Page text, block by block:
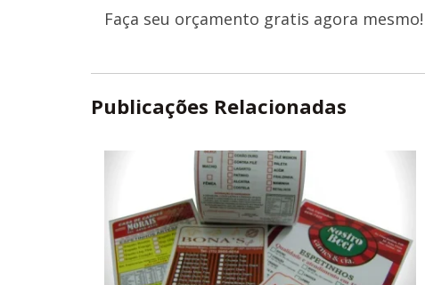
Faça seu orçamento gratis agora mesmo!
Publicações Relacionadas